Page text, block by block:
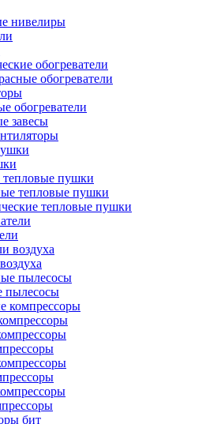
нивелиры
обогреватели
обогреватели
обогреватели
завесы
тепловые пушки
тепловые пушки
тепловые пушки
пылесосы